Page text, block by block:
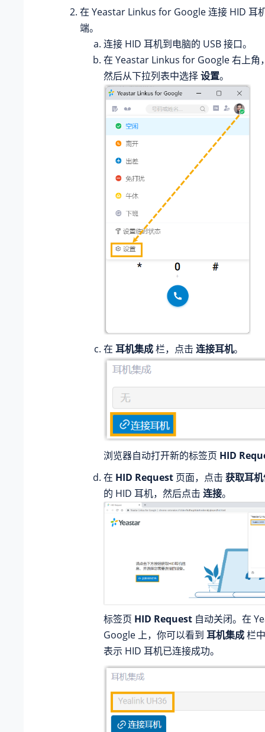
在 Yeastar Linkus for Google 连接 HID 耳
端。
连接 HID 耳机到电脑的 USB 接口。
在 Yeastar Linkus for Google 右上角
然后从下拉列表中选择设置。
在 耳机集成栏，点击 连接耳机。
浏览器自动打开新的标签页 HID
在 HID Request 页面，点击 获取耳
的 HID 耳机，然后点击 连接。
标签页 HID Request 自动关闭。在
Google 上，你可以看到 耳机集成栏
表示 HID 耳机已连接成功。